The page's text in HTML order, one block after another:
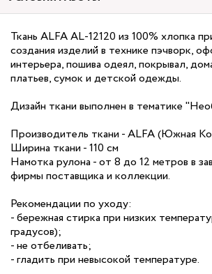
Ткань ALFA AL-12120 из 100% хлопка
создания изделий в технике пэчворк,
интерьера, пошива одеял, покрывал,
платьев, сумок и детской одежды.
Дизайн ткани выполнен в тематике
Производитель ткани - ALFA (Южная
Ширина ткани - 110 см
Намотка рулона - от 8 до 12 метров в
фирмы поставщика и коллекции.
Рекомендации по уходу:
- бережная стирка при низких
градусов);
- не отбеливать;
- гладить при невысокой температуре.